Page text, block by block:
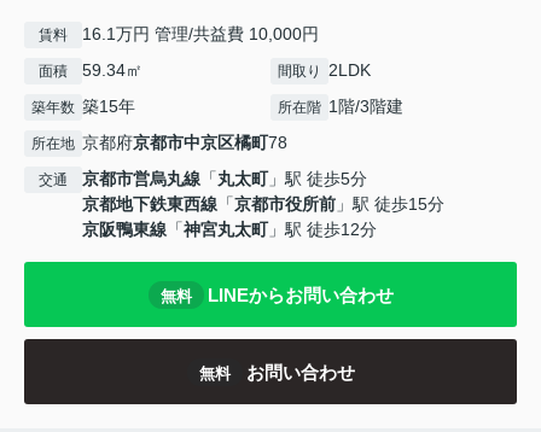
賃料 16.1万円 管理/共益費 10,000円
面積 59.34㎡ 間取り 2LDK
築年数 築15年 所在階 1階/3階建
所在地 京都府京都市中京区橘町78
交通 京都市営烏丸線 「丸太町」駅 徒歩5分
京都地下鉄東西線 「京都市役所前 」駅 徒歩15分
京阪鴨東線 「神宮丸太町」駅 徒歩12分
無料 LINEからお問い合わせ
無料 お問い合わせ